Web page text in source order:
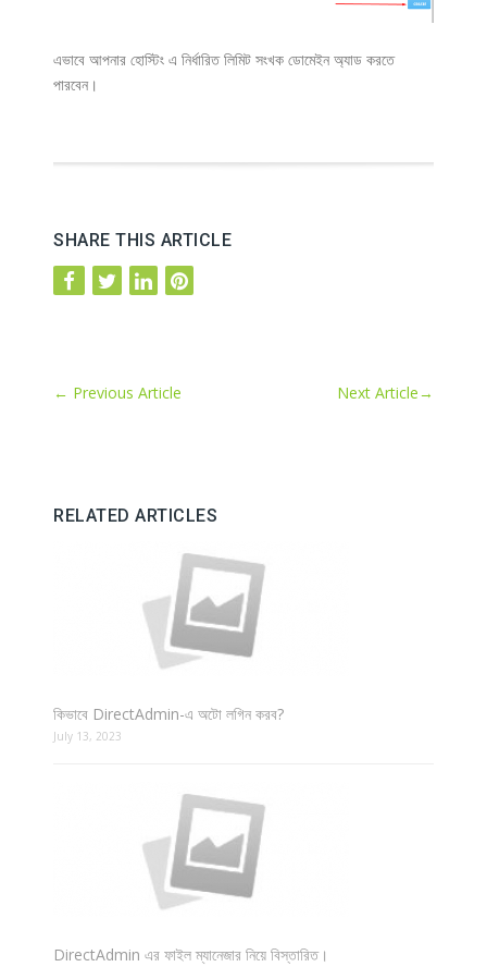
এভাবে আপনার হোস্টিং এ নির্ধারিত লিমিট সংখক ডোমেইন অ্যাড করতে
পারবেন।
SHARE THIS ARTICLE
← Previous Article Next Article→
RELATED ARTICLES
কিভাবে DirectAdmin-এ অটো লগিন করব?
July 13, 2023
DirectAdmin এর ফাইল ম্যানেজার নিয়ে বিস্তারিত।